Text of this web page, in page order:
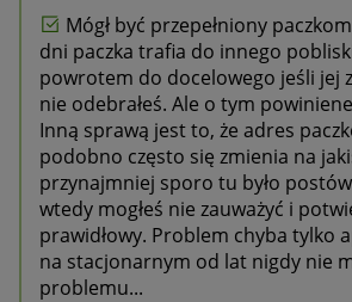
Mógł być przepełniony
dni paczka trafia do innego
powrotem do docelowego jeśli jej
nie odebrałeś. Ale o tym
Inną sprawą jest to, że adres
podobno często się zmienia na
przynajmniej sporo tu było
wtedy mogłeś nie zauważyć i
prawidłowy. Problem chyba tylko
na stacjonarnym od lat nigdy nie
problemu...